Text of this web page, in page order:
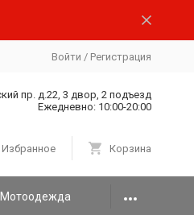
Войти / Регистрация
пр. д.22, 3 двор, 2 подъезд
Ежедневно: 10:00-20:00
Избранное Корзина
Мотоодежда